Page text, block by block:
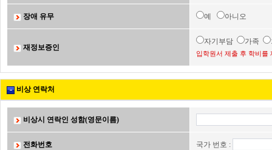
장애 유무 예 아니오
재정보증인
자기부담 가족
입학원서 제출 후 학비를
비상 연락처
비상시 연락인 성함(영문이름)
전화번호 국가 번호 :